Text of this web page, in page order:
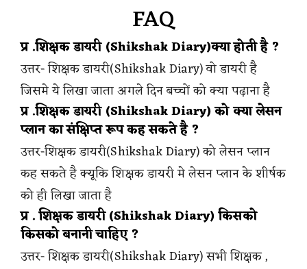
FAQ
प्र .शिक्षक डायरी (Shikshak Diary)क्या होती है ?
उत्तर- शिक्षक डायरी(Shikshak Diary) वो डायरी है
जिसमे ये लिखा जाता अगले दिन बच्चों को क्या पढ़ाना है
प्र .शिक्षक डायरी (Shikshak Diary) को क्या लेसन
प्लान का संक्षिप्त रूप कह सकते है ?
उत्तर-शिक्षक डायरी(Shikshak Diary) को लेसन प्लान
कह सकते है क्यूकि शिक्षक डायरी मे लेसन प्लान के शीर्षक
को ही लिखा जाता है
प्र . शिक्षक डायरी (Shikshak Diary) किसको
किसको बनानी चाहिए ?
उत्तर- शिक्षक डायरी(Shikshak Diary) सभी शिक्षक ,